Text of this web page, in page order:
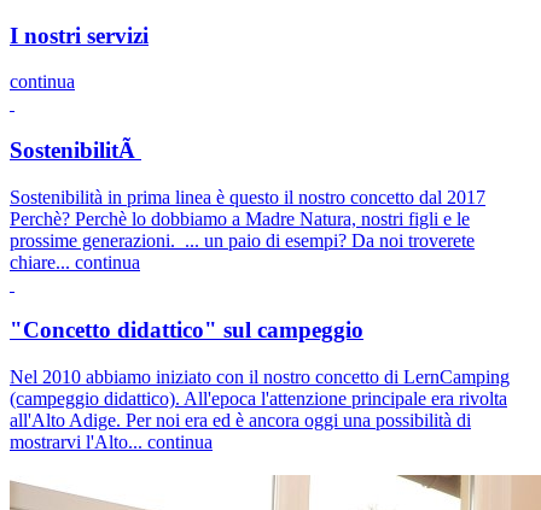
I nostri servizi
continua
SostenibilitÃ
Sostenibilità in prima linea è questo il nostro concetto dal 2017
Perchè? Perchè lo dobbiamo a Madre Natura, nostri figli e le
prossime generazioni. ... un paio di esempi? Da noi troverete
chiare... continua
"Concetto didattico" sul campeggio
Nel 2010 abbiamo iniziato con il nostro concetto di LernCamping
(campeggio didattico). All'epoca l'attenzione principale era rivolta
all'Alto Adige. Per noi era ed è ancora oggi una possibilità di
mostrarvi l'Alto... continua